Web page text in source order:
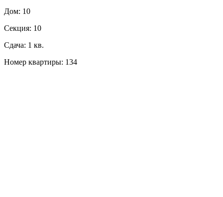
Дом: 10
Секция: 10
Сдача: 1 кв.
Номер квартиры: 134